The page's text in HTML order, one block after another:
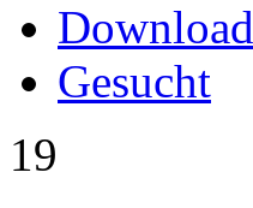
Download
Gesucht
19